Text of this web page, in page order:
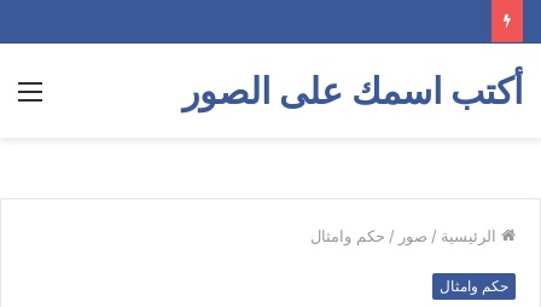
أكتب اسمك على الصور
الرئيسية / صور / حكم وامثال
حكم وامثال